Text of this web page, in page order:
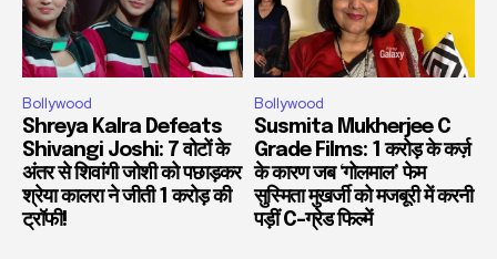
Bollywood
Shreya Kalra Defeats
Shivangi Joshi: 7 वोटों के
अंतर से शिवांगी जोशी को पछाड़कर
श्रेया कालरा ने जीती 1 करोड़ की
ट्रॉफी!
Bollywood
Susmita Mukherjee C
Grade Films: 1 करोड़ के कर्ज़
के कारण जब ‘गोलमाल’ फेम
सुस्मिता मुखर्जी को मजबूरी में करनी
पड़ीं C-ग्रेड फिल्में